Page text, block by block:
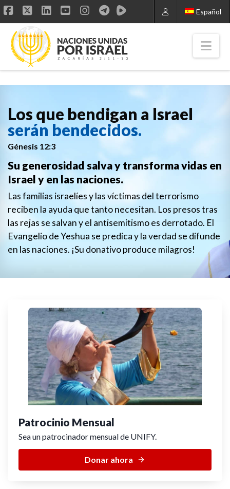
Español
Facebook
X LinkedIn
YouTube
Instagram
Los que bendigan a Israel
serán bendecidos.
Génesis 12:3
Su generosidad salva y transforma vidas en
Israel y en las naciones.
Las familias israelíes y las víctimas del terrorismo
reciben la ayuda que tanto necesitan. Los presos tras
las rejas se salvan y el antisemitismo es derrotado. El
Evangelio de Yeshua se predica y la verdad se difunde
en las naciones. ¡Su donativo produce milagros!
Patrocinio Mensual
Sea un patrocinador mensual de UNIFY.
Donar ahora